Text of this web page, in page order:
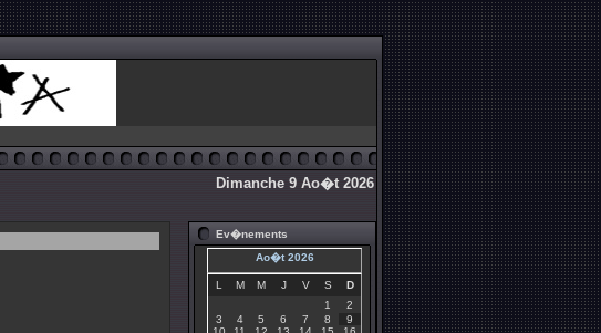
Dimanche 9 Ao�t 2026
Ev�nements
Ao�t 2026
L M M J V S
D
1
2
3
4 5 6 7 8
9